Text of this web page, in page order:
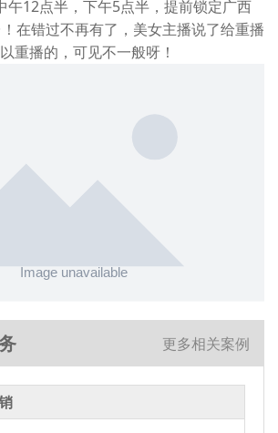
午12点半，下午5点半，提前锁定广西
在错过不再有了，美女主播说了给重播
重播的，可见不一般呀！
更多相关案例